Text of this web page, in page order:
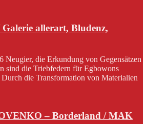
allerart, Bludenz,
Neugier, die Erkundung von Gegensätzen
sind die Triebfedern für Egbowons
die Transformation von Materialien
– Borderland / MAK